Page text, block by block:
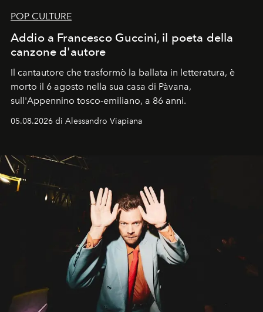
POP CULTURE
Addio a Francesco Guccini, il poeta della
canzone d'autore
Il cantautore che trasformò la ballata in letteratura, è
morto il 6 agosto nella sua casa di Pàvana,
sull'Appennino tosco-emiliano, a 86 anni.
05.08.2026 di Alessandro Viapiana